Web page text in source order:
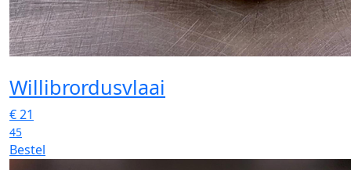
Willibrordusvlaai
€21
45
Bestel